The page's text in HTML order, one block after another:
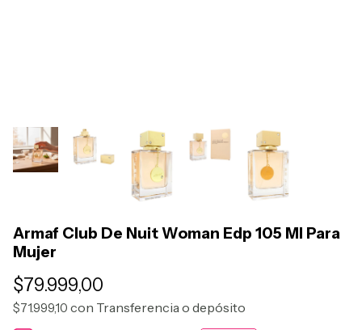
Armaf Club De Nuit Woman Edp 105 Ml Para
Mujer
$79.999,00
$71.999,10 con Transferencia o depósito